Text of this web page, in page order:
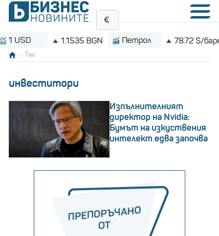
1.1535 BGN Петрол 78.72 $/барел
Таг
инвеститори
Изпълнителният
директор на Nvidia:
Бумът на изкуствения
интелект едва започва